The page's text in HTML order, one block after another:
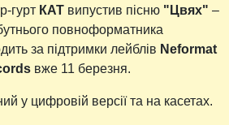
гурт КАТ випустив пісню "Цвях" –
повноформатника
за підтримки лейблів Neformat
вже 11 березня.
у цифровій версії та на касетах.